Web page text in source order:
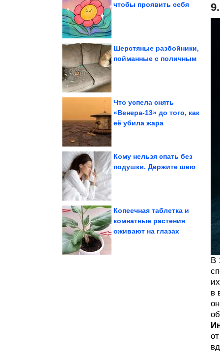
чтобы проявить себя
Как разрешить себе
Шерстяные разбойники,
пойманные с поличным
Способ из Средней
Что успела снять
«Венера-13» до того, как
её убила жара
Кому нельзя спать без
подушки. Держите шею
Копеечная таблетка и
комнатные растения
оживают на глазах
зверушек
В
в